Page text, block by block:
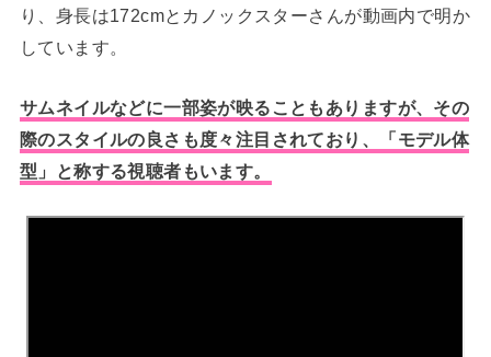
り、身長は172cmとカノックスターさんが動画内で明か
しています。
サムネイルなどに一部姿が映ることもありますが、その
際のスタイルの良さも度々注目されており、「モデル体
型」と称する視聴者もいます。